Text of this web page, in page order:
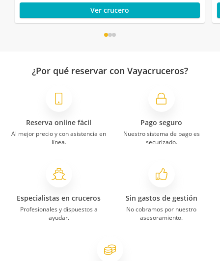
Ver crucero
¿Por qué reservar con Vayacruceros?
Reserva online fácil
Al mejor precio y con asistencia en
línea.
Pago seguro
Nuestro sistema de pago es
securizado.
Especialistas en cruceros
Profesionales y dispuestos a
ayudar.
Sin gastos de gestión
No cobramos por nuestro
asesoramiento.